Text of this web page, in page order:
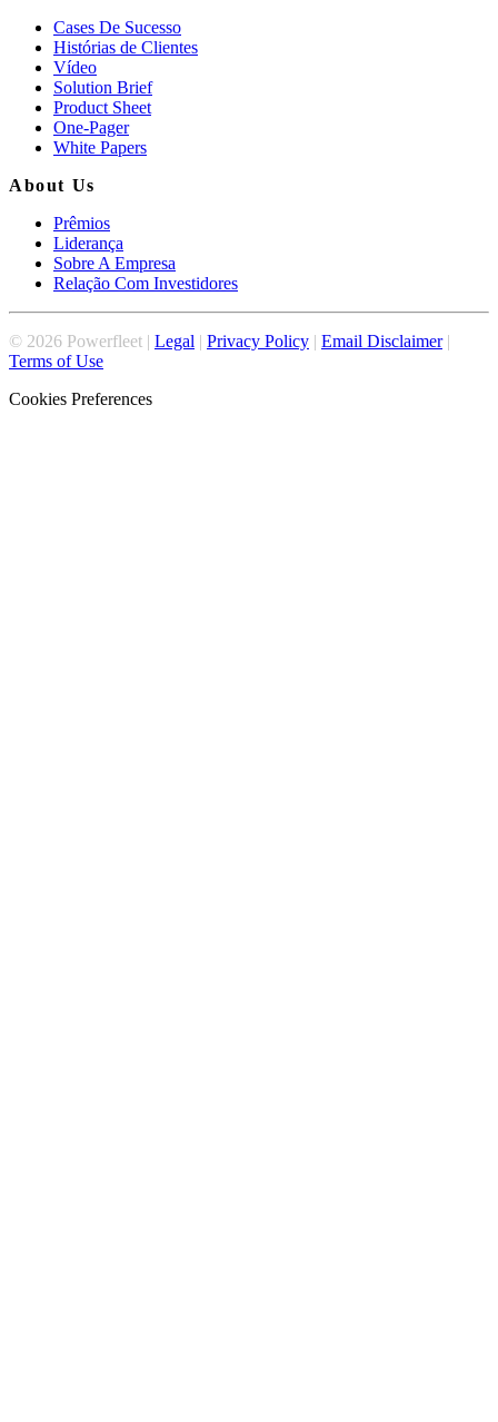
Cases De Sucesso
Histórias de Clientes
Vídeo
Solution Brief
Product Sheet
One-Pager
White Papers
About Us
Prêmios
Liderança
Sobre A Empresa
Relação Com Investidores
© 2026 Powerfleet | Legal | Privacy Policy | Email Disclaimer|
Terms of Use
Cookies Preferences